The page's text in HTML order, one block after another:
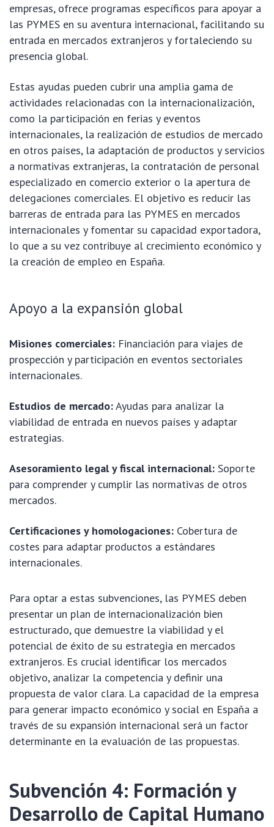
empresas, ofrece programas específicos para apoyar a
las PYMES en su aventura internacional, facilitando su
entrada en mercados extranjeros y fortaleciendo su
presencia global.
Estas ayudas pueden cubrir una amplia gama de
actividades relacionadas con la internacionalización,
como la participación en ferias y eventos
internacionales, la realización de estudios de mercado
en otros países, la adaptación de productos y servicios
a normativas extranjeras, la contratación de personal
especializado en comercio exterior o la apertura de
delegaciones comerciales. El objetivo es reducir las
barreras de entrada para las PYMES en mercados
internacionales y fomentar su capacidad exportadora,
lo que a su vez contribuye al crecimiento económico y
la creación de empleo en España.
Apoyo a la expansión global
Misiones comerciales: Financiación para viajes de
prospección y participación en eventos sectoriales
internacionales.
Estudios de mercado:Ayudas para analizar la
viabilidad de entrada en nuevos países y adaptar
estrategias.
Asesoramiento legal y fiscal internacional: Soporte
para comprender y cumplir las normativas de otros
mercados.
Certificaciones y homologaciones: Cobertura de
costes para adaptar productos a estándares
internacionales.
Para optar a estas subvenciones, las PYMES deben
presentar un plan de internacionalización bien
estructurado, que demuestre la viabilidad y el
potencial de éxito de su estrategia en mercados
extranjeros. Es crucial identificar los mercados
objetivo, analizar la competencia y definir una
propuesta de valor clara. La capacidad de la empresa
para generar impacto económico y social en España a
través de su expansión internacional será un factor
determinante en la evaluación de las propuestas.
Subvención 4: Formación y
Desarrollo de Capital Humano